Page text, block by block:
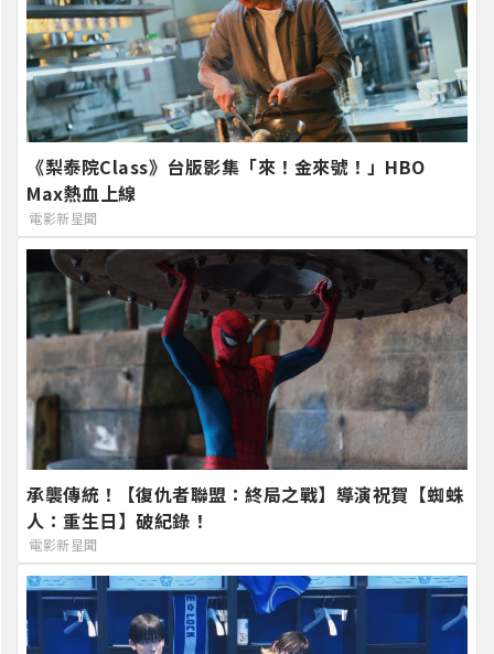
《梨泰院Class》台版影集「來！金來號！」HBO
Max熱血上線
電影新星聞
承襲傳統！【復仇者聯盟：終局之戰】導演祝賀【蜘蛛
人：重生日】破紀錄！
電影新星聞